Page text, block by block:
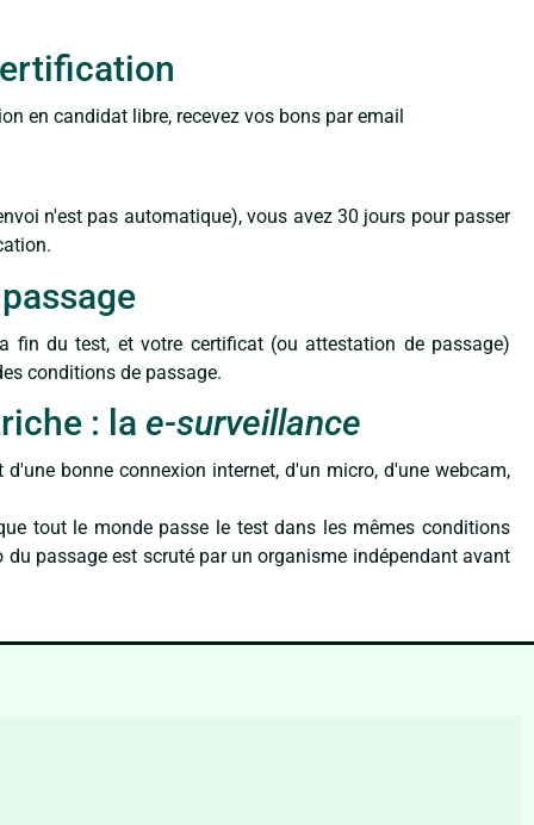
en candidat libre, recevez vos bons par email
n'est pas automatique), vous avez 30 jours pour passer
fin du test, et votre certificat (ou attestation de passage)
conditions de passage.
: la e-surveillance
bonne connexion internet, d'un micro, d'une webcam,
tout le monde passe le test dans les mêmes conditions
du passage est scruté par un organisme indépendant avant